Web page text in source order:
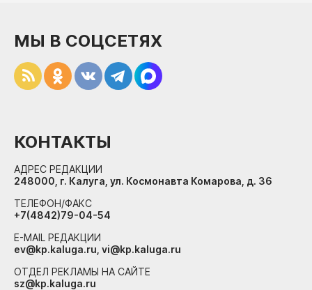
МЫ В СОЦСЕТЯХ
КОНТАКТЫ
АДРЕС РЕДАКЦИИ
248000, г. Калуга, ул. Космонавта Комарова, д. 36
ТЕЛЕФОН/ФАКС
+7(4842)79-04-54
E-MAIL РЕДАКЦИИ
ev@kp.kaluga.ru, vi@kp.kaluga.ru
ОТДЕЛ РЕКЛАМЫ НА САЙТЕ
sz@kp.kaluga.ru